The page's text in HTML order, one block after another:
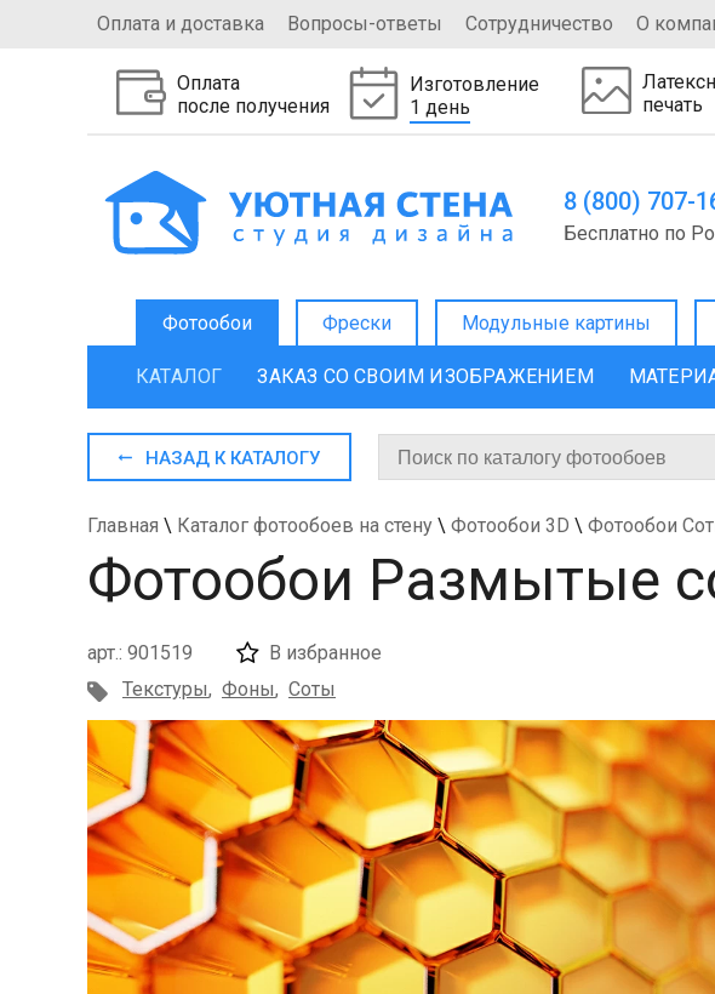
Оплата и доставка Вопросы-ответы Сотрудничество О
Оплата
после получения
Изготовление
1 день
печать
8 (800) 707-
Бесплатно по
Фотообои Фрески Модульные картины
КАТАЛОГ ЗАКАЗ СО СВОИМ ИЗОБРАЖЕНИЕМ
НАЗАД К КАТАЛОГУ
Главная \ Каталог фотообоев на стену \ Фотообои 3D \ Фотообои
Фотообои Размытые
арт.: 901519
В избранное
Текстуры, Фоны, Соты